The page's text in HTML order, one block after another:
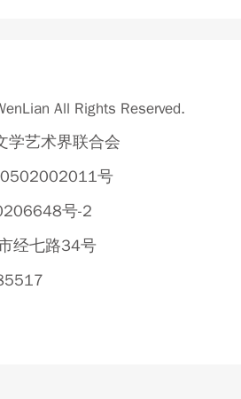
All Rights Reserved.
学艺术界联合会
号
号-2
经七路34号